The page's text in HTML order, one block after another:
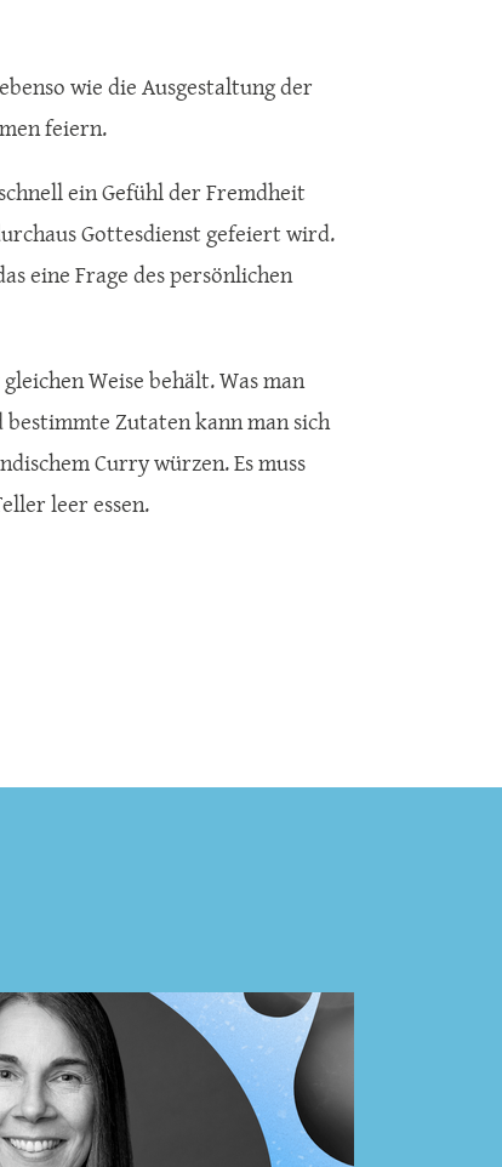
wie die Ausgestaltung der
feiern.
ein Gefühl der Fremdheit
Gottesdienst gefeiert wird.
eine Frage des persönlichen
Weise behält. Was man
Zutaten kann man sich
Curry würzen. Es muss
leer essen.